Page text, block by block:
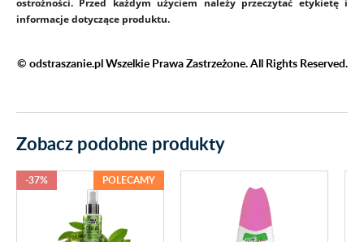
ostrożności. Przed każdym użyciem należy przeczytać etykietę i
informacje dotyczące produktu.
© odstraszanie.pl Wszelkie Prawa Zastrzeżone. All Rights Reserved.
Zobacz podobne produkty
-37% POLECAMY